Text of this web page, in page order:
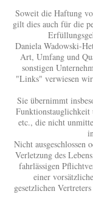
Soweit die Haftung
gilt dies auch für die
Daniela Wadowski-
Art, Umfang und
sonstigen
"Links" verwiesen
Sie übernimmt
etc., die nicht
Nicht ausgeschlossen
Verletzung des
fahrlässigen
einer
gesetzlichen